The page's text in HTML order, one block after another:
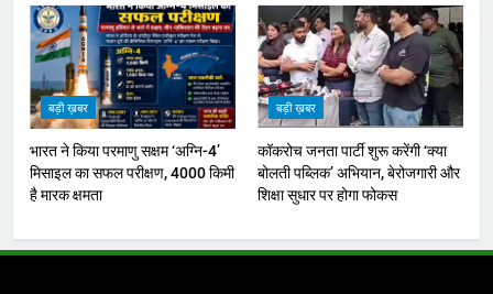
बड़ी ख़बर
भारत ने किया परमाणु सक्षम ‘अग्नि-4’
मिसाइल का सफल परीक्षण, 4000 किमी
है मारक क्षमता
बड़ी ख़बर
कॉकरोच जनता पार्टी शुरू करेंगी ‘क्या
बोलती पब्लिक’ अभियान, बेरोजगारी और
शिक्षा सुधार पर होगा फोकस